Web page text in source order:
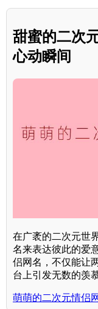
甜蜜的二次
心动瞬间
在广袤的二次元世
名来表达彼此的爱
侣网名，不仅能让
台上引发无数的羡
萌萌的二次元情侣